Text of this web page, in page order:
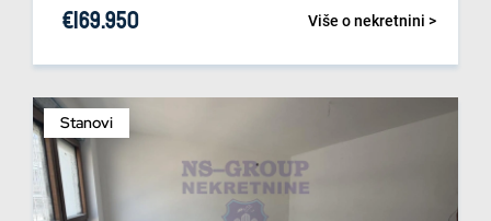
Više o nekretnini >
€169.950
Stanovi